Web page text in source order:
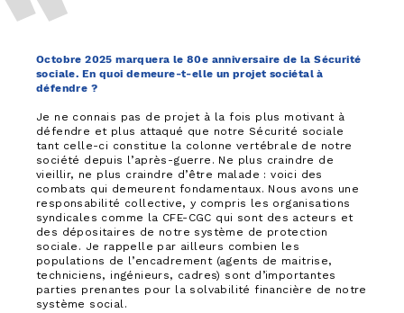
Octobre 2025 marquera le 80e anniversaire de la Sécurité
sociale. En quoi demeure-t-elle un projet sociétal à
défendre ?
Je ne connais pas de projet à la fois plus motivant à
défendre et plus attaqué que notre Sécurité sociale
tant celle-ci constitue la colonne vertébrale de notre
société depuis l’après-guerre. Ne plus craindre de
vieillir, ne plus craindre d’être malade : voici des
combats qui demeurent fondamentaux. Nous avons une
responsabilité collective, y compris les organisations
syndicales comme la CFE-CGC qui sont des acteurs et
des dépositaires de notre système de protection
sociale. Je rappelle par ailleurs combien les
populations de l’encadrement (agents de maitrise,
techniciens, ingénieurs, cadres) sont d’importantes
parties prenantes pour la solvabilité financière de notre
système social.